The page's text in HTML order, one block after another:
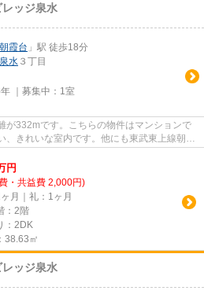
ッジ泉水
朝霞台 」駅 徒歩18分
泉水 ３丁目
｜募集中： 1室
が332mです。こちらの物件はマンションで
、きれいな室内です。他にも東武東上線朝霞
円
・共益費 2,000円)
月｜礼：1ヶ月
：2階
：2DK
38.63㎡
レッジ泉水